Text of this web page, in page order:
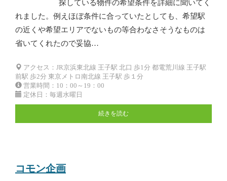
探している物件の希望条件を詳細に聞いてく
れました。例えほぼ条件に合っていたとしても、希望駅
の近くや希望エリアでないもの等合わなさそうなものは
省いてくれたので妥協…
アクセス：JR京浜東北線 王子駅 北口 歩1分 都電荒川線 王子駅
前駅 歩2分 東京メトロ南北線 王子駅 歩１分
営業時間：10：00～19：00
定休日：毎週水曜日
続きを読む
コモン企画